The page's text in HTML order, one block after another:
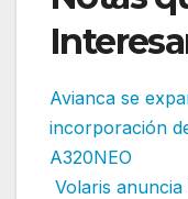
Avianca se
incorporación
A320NEO
Volaris